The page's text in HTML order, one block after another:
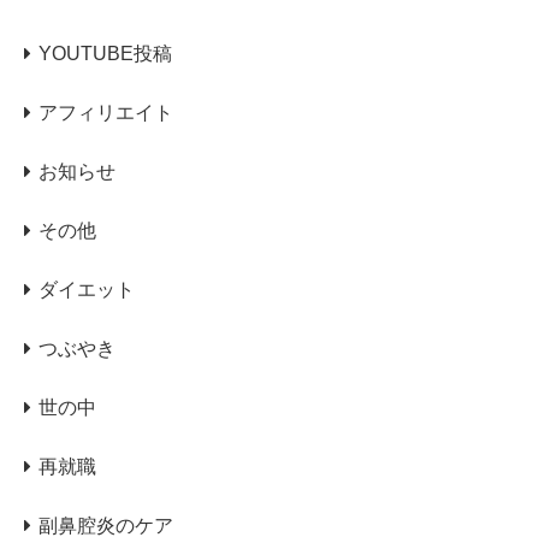
YOUTUBE投稿
アフィリエイト
お知らせ
その他
ダイエット
つぶやき
世の中
再就職
副鼻腔炎のケア